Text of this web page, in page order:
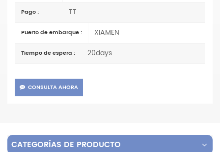
Pago : TT
Puerto de embarque : XIAMEN
Tiempo de espera : 20days
CONSULTA AHORA
CATEGORÍAS DE PRODUCTO